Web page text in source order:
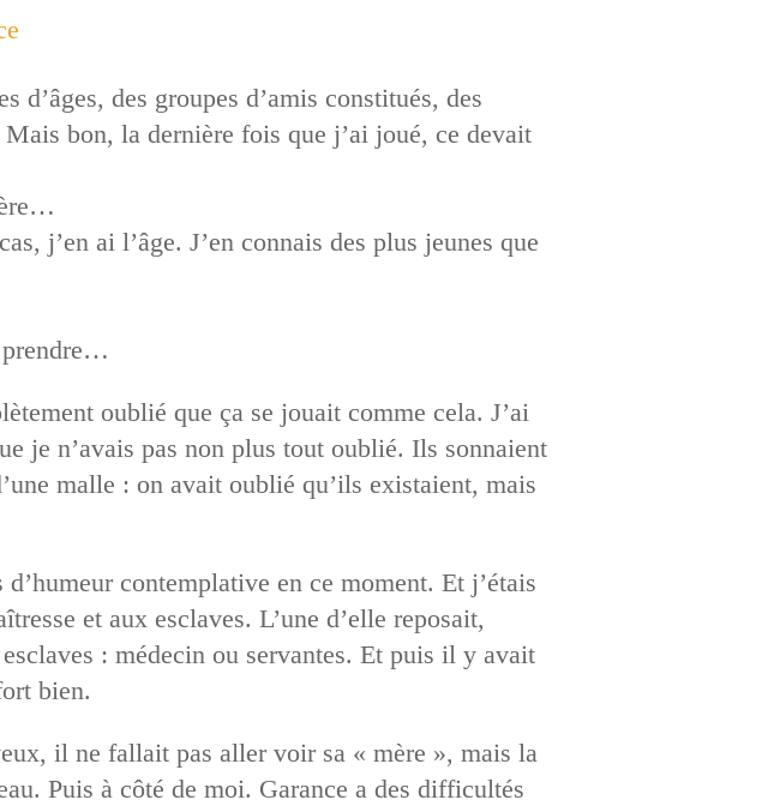
des groupes d’amis constitués, des
bon, la dernière fois que j’ai joué, ce devait
j’en ai l’âge. J’en connais des plus jeunes que
prendre…
oublié que ça se jouait comme cela. J’ai
je n’avais pas non plus tout oublié. Ils sonnaient
malle : on avait oublié qu’ils existaient, mais
contemplative en ce moment. Et j’étais
et aux esclaves. L’une d’elle reposait,
: médecin ou servantes. Et puis il y avait
bien.
il ne fallait pas aller voir sa « mère », mais la
Puis à côté de moi. Garance a des difficultés